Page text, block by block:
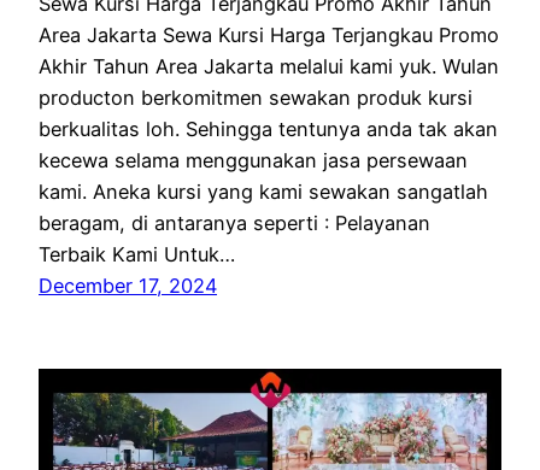
Area Jakarta Sewa Kursi Harga Terjangkau Promo
Akhir Tahun Area Jakarta melalui kami yuk. Wulan
producton berkomitmen sewakan produk kursi
berkualitas loh. Sehingga tentunya anda tak akan
kecewa selama menggunakan jasa persewaan
kami. Aneka kursi yang kami sewakan sangatlah
beragam, di antaranya seperti : Pelayanan
Terbaik Kami Untuk…
December 17, 2024